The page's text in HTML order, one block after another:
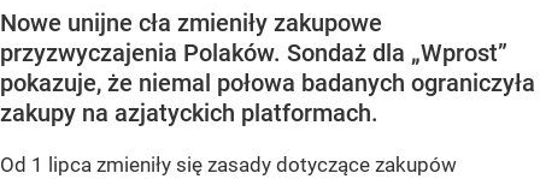
Nowe unijne cła zmieniły zakupowe
przyzwyczajenia Polaków. Sondaż dla „Wprost”
pokazuje, że niemal połowa badanych ograniczyła
zakupy na azjatyckich platformach.
Od 1 lipca zmieniły się zasady dotyczące zakupów